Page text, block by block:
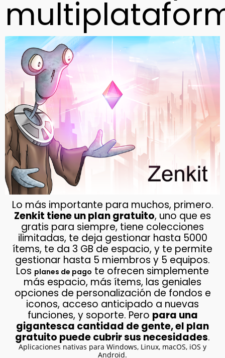
Lo más importante para muchos, primero.
Zenkit tiene un plan gratuito, uno que es
gratis para siempre, tiene colecciones
ilimitadas, te deja gestionar hasta 5000
ítems, te da 3 GB de espacio, y te permite
gestionar hasta 5 miembros y 5 equipos.
Los planes de pago te ofrecen simplemente
más espacio, más ítems, las geniales
opciones de personalización de fondos e
iconos, acceso anticipado a nuevas
funciones, y soporte. Pero para una
gigantesca cantidad de gente, el plan
gratuito puede cubrir sus necesidades.
Aplicaciones nativas para Windows, Linux, macOS, iOS y
Android.